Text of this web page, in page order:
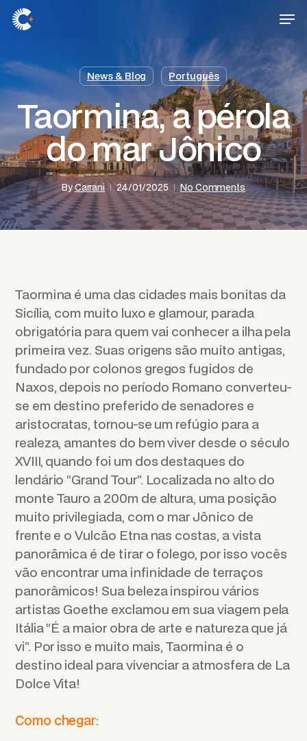
Skip
News & Blog Português
Taormina, a pérola
do mar Jônico
ByCarrani 24/01/2025 No Comments
Taormina é uma das cidades mais bonitas da
Sicília, com muito luxo e glamour, parada
obrigatória para quem vai conhecer a ilha pela
primeira vez. Suas origens são muito antigas,
fundado por colonos gregos fugidos de
Naxos, depois no período Romano converteu-
se em destino preferido de senadores e
aristocratas, tornou-se um refúgio para a
realeza, amantes do bem viver desde o século
XVIII, quando foi um dos destaques do
lendário “Grand Tour”. Localizada no alto do
monte Tauro a 200m de altura, uma posição
muito privilegiada, com o mar Jônico de
frente e o Vulcão Etna nas costas, a vista
panorâmica é de tirar o folego, por isso vocês
vão encontrar uma infinidade de terraços
panorâmicos! Sua beleza inspirou vários
artistas Goethe exclamou em sua viagem pela
Itália “É a maior obra de arte e natureza que já
vi”. Por isso e muito mais, Taormina é o
destino ideal para vivenciar a atmosfera de La
Dolce Vita!
Como chegar: